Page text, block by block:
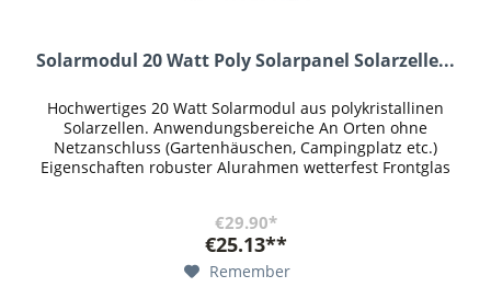
Solarmodul 20 Watt Poly Solarpanel Solarzelle...
Hochwertiges 20 Watt Solarmodul aus polykristallinen
Solarzellen. Anwendungsbereiche An Orten ohne
Netzanschluss (Gartenhäuschen, Campingplatz etc.)
Eigenschaften robuster Alurahmen wetterfest Frontglas
€29.90*
€25.13**
Remember